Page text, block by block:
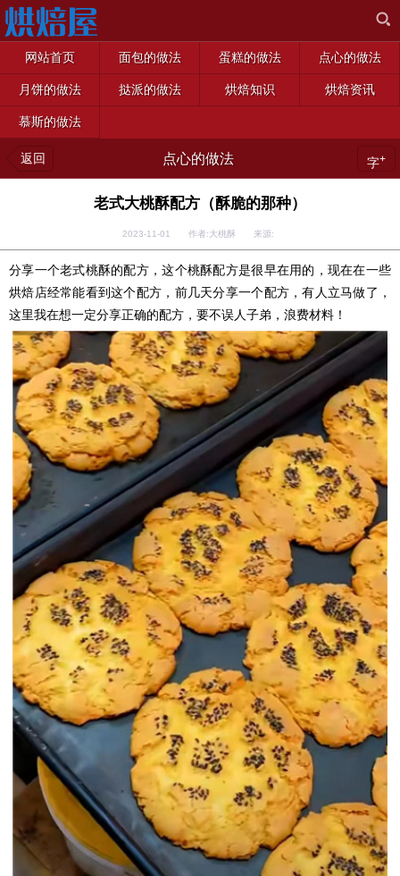
网站首页 面包的做法 蛋糕的做法 点心的做法
月饼的做法 挞派的做法 烘焙知识 烘焙资讯
慕斯的做法
返回 点心的做法 字+
老式大桃酥配方（酥脆的那种）
2023-11-01 作者:大桃酥 来源:
分享一个老式桃酥的配方，这个桃酥配方是很早在用的，现在在一些
烘焙店经常能看到这个配方，前几天分享一个配方，有人立马做了，
这里我在想一定分享正确的配方，要不误人子弟，浪费材料！